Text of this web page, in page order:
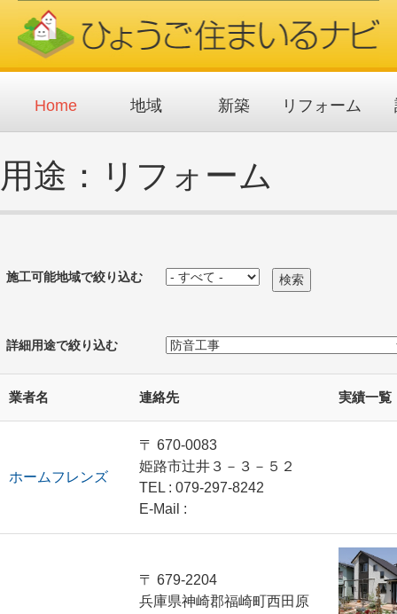
テ
Home 地域 新築 リフォーム
用途：リフォーム
施工可能地域で絞り込む
詳細用途で絞り込む
業者名 連絡先 実績一覧
ホームフレンズ
〒 670-0083
姫路市辻井３－３－５２
TEL : 079-297-8242
E-Mail :
〒 679-2204
兵庫県神崎郡福崎町西田原